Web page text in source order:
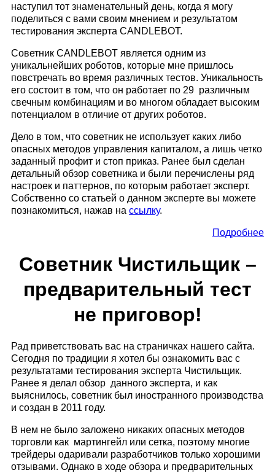
наступил тот знаменательный день, когда я могу
поделиться с вами своим мнением и результатом
тестирования эксперта CANDLEBOT.
Советник CANDLEBOT является одним из
уникальнейших роботов, которые мне пришлось
повстречать во время различных тестов. Уникальность
его состоит в том, что он работает по 29 различным
свечным комбинациям и во многом обладает высоким
потенциалом в отличие от других роботов.
Дело в том, что советник не использует каких либо
опасных методов управления капиталом, а лишь четко
заданный профит и стоп приказ. Ранее был сделан
детальный обзор советника и были перечислены ряд
настроек и паттернов, по которым работает эксперт.
Собственно со статьей о данном эксперте вы можете
познакомиться, нажав на ссылку.
Подробнее
Советник Чистильщик –
предварительный тест
не приговор!
Рад приветствовать вас на страничках нашего сайта.
Сегодня по традиции я хотел бы ознакомить вас с
результатами тестирования эксперта Чистильщик.
Ранее я делал обзор данного эксперта, и как
выяснилось, советник был иностранного производства
и создан в 2011 году.
В нем не было заложено никаких опасных методов
торговли как мартингейл или сетка, поэтому многие
трейдеры одаривали разработчиков только хорошими
отзывами. Однако в ходе обзора и предварительных